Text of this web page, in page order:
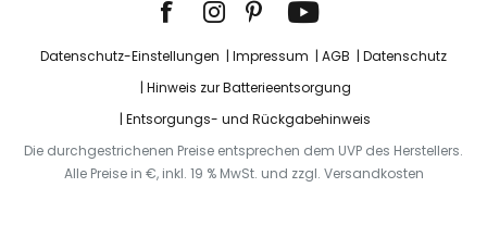
Datenschutz-Einstellungen Impressum AGB
Datenschutz
Hinweis zur Batterieentsorgung
Entsorgungs- und Rückgabehinweis
Die durchgestrichenen Preise entsprechen dem UVP des Herstellers.
Alle Preise in €, inkl. 19 % MwSt. und zzgl. Versandkosten